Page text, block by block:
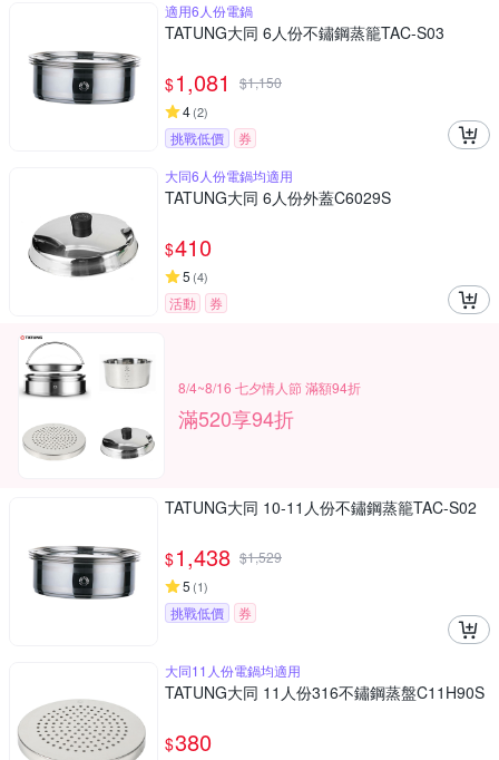
適用6人份電鍋
TATUNG大同 6人份不鏽鋼蒸籠TAC-S03
$1,081 $1,150
4(2)
挑戰低價
券
大同6人份電鍋均適用
TATUNG大同 6人份外蓋C6029S
$410
5 (4)
活動 券
8/4~8/16 七夕情人節 滿額94折
滿520享94折
TATUNG大同 10-11人份不鏽鋼蒸籠TAC-S02
$1,438 $1,529
5 (1)
挑戰低價 券
大同11人份電鍋均適用
TATUNG大同 11人份316不鏽鋼蒸盤C11H90S
$380